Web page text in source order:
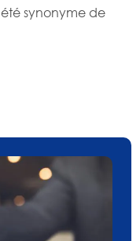
synonyme de